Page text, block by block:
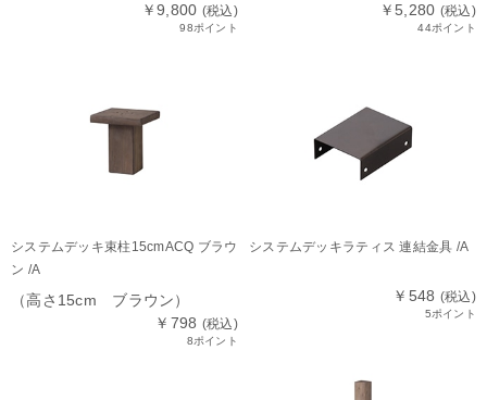
￥9,800 (税込)
98ポイント
￥5,280 (税込)
44ポイント
システムデッキ束柱15cmACQ ブラウ
ン /A
（高さ15cm ブラウン）
￥798 (税込)
8ポイント
システムデッキラティス 連結金具 /A
￥548 (税込)
5ポイント